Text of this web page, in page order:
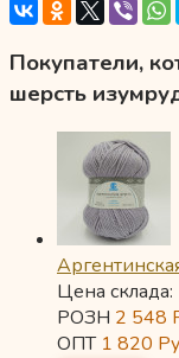
Покупатели,
шерсть
Цена склада:
РОЗН 2 548
ОПТ 1 820